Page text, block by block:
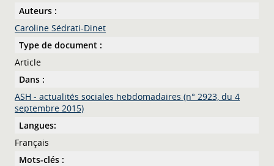
Auteurs :
Caroline Sédrati-Dinet
Type de document :
Article
Dans :
ASH - actualités sociales hebdomadaires (n° 2923, du 4
septembre 2015)
Langues:
Français
Mots-clés :